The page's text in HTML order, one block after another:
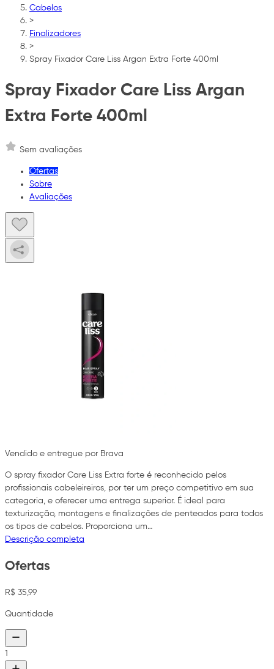
Cabelos
>
Finalizadores
>
Spray Fixador Care Liss Argan Extra Forte 400ml
Spray Fixador Care Liss Argan
Extra Forte 400ml
Sem avaliações
Ofertas
Sobre
Avaliações
Vendido e entregue por Brava
O spray fixador Care Liss Extra forte é reconhecido pelos
profissionais cabeleireiros, por ter um preço competitivo em sua
categoria, e oferecer uma entrega superior. É ideal para
texturização, montagens e finalizações de penteados para todos
os tipos de cabelos. Proporciona um…
Descrição completa
Ofertas
R$ 35,99
Quantidade
1